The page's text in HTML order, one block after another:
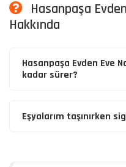
Hasanpaşa
Hakkında
Hasanpaşa Evden Eve
kadar sürer?
Eşyalarım taşınırken